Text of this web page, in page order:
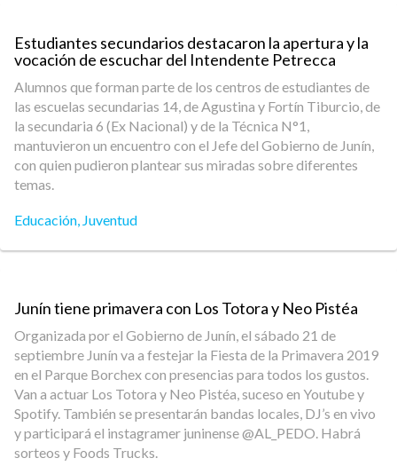
Estudiantes secundarios destacaron la apertura y la
vocación de escuchar del Intendente Petrecca
Alumnos que forman parte de los centros de estudiantes de
las escuelas secundarias 14, de Agustina y Fortín Tiburcio, de
la secundaria 6 (Ex Nacional) y de la Técnica N°1,
mantuvieron un encuentro con el Jefe del Gobierno de Junín,
con quien pudieron plantear sus miradas sobre diferentes
temas.
Educación, Juventud
Junín tiene primavera con Los Totora y Neo Pistéa
Organizada por el Gobierno de Junín, el sábado 21 de
septiembre Junín va a festejar la Fiesta de la Primavera 2019
en el Parque Borchex con presencias para todos los gustos.
Van a actuar Los Totora y Neo Pistéa, suceso en Youtube y
Spotify. También se presentarán bandas locales, DJ’s en vivo
y participará el instagramer juninense @AL_PEDO. Habrá
sorteos y Foods Trucks.